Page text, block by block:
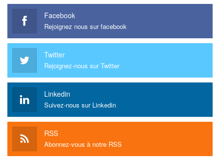
Facebook
Rejoignez nous sur facebook
Twitter
Rejoignez-nous sur Twitter
Linkedin
Suivez-nous sur Linkedin
RSS
Abonnez-vous à notre RSS